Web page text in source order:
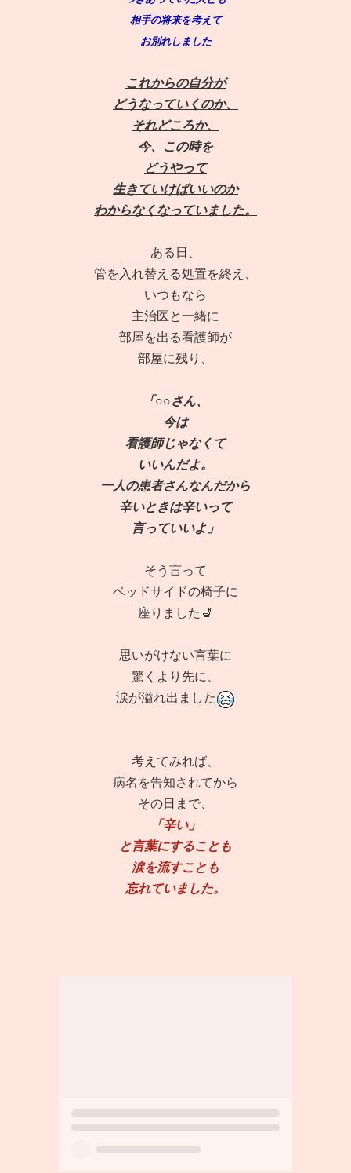
相手の将来を考えて
お別れしました
これからの自分が
どうなっていくのか、
それどころか、
今、この時を
どうやって
生きていけばいいのか
わからなくなっていました。
ある日、
管を入れ替える処置を終え、
いつもなら
主治医と一緒に
部屋を出る看護師が
部屋に残り、
「○○さん、
今は
看護師じゃなくて
いいんだよ。
一人の患者さんなんだから
辛いときは辛いって
言っていいよ」
そう言って
ベッドサイドの椅子に
座りました💺
思いがけない言葉に
驚くより先に、
涙が溢れ出ました
考えてみれば、
病名を告知されてから
その日まで、
「辛い」
と言葉にすることも
涙を流すことも
忘れていました。